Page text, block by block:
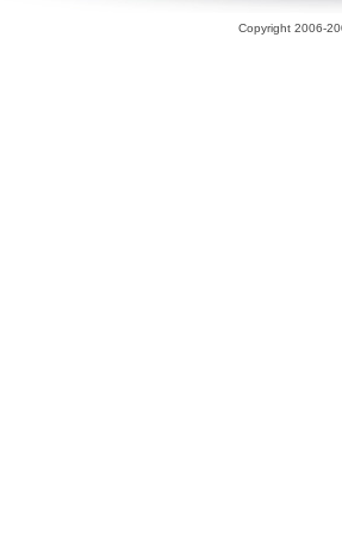
Copyright 2006-